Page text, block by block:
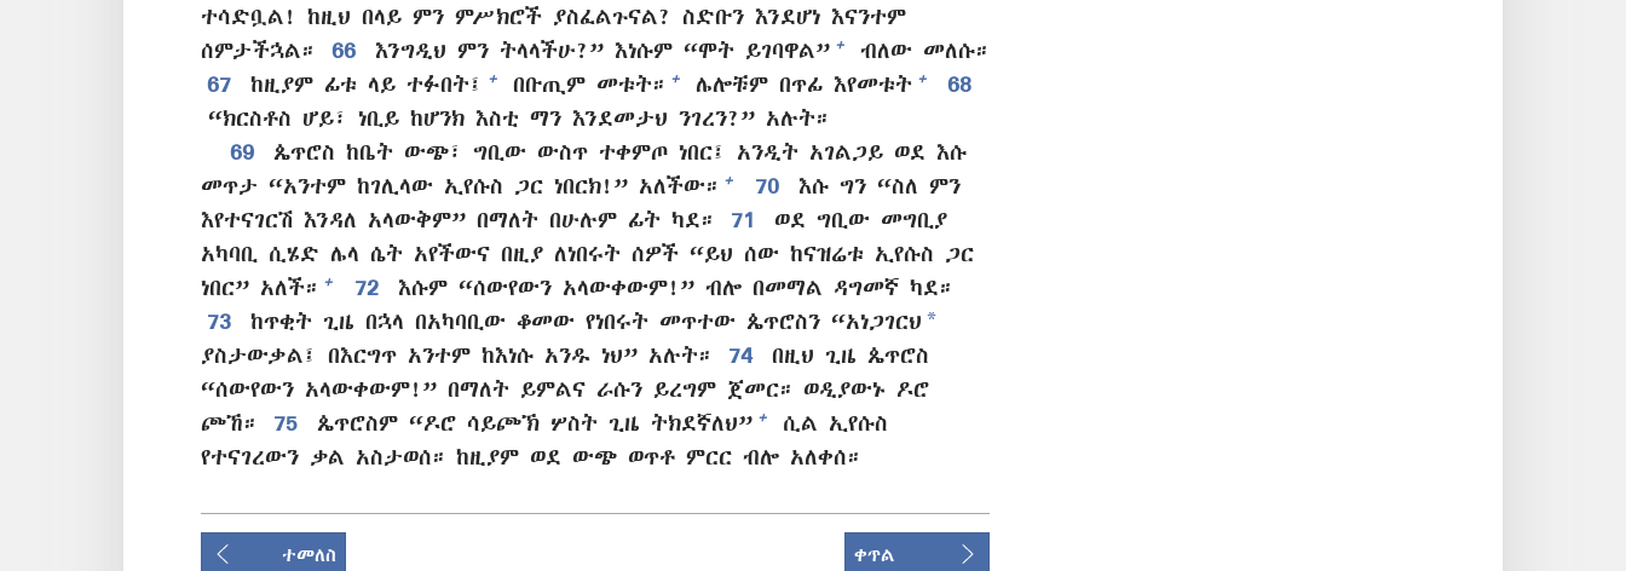
ተሳድቧል! ከዚህ በላይ ምን ምሥክሮች ያስፈልጉናል? ስድቡን እንደሆነ እናንተም
ሰምታችኋል።
66 እንግዲህ ምን ትላላችሁ?” እነሱም “ሞት ይገባዋል” +
ብለው መለሱ።
67
ከዚያም ፊቱ ላይ ተፉበት፤ + በቡጢም መቱት። + ሌሎቹም በጥፊ እየመቱት +
68
“ክርስቶስ ሆይ፣ ነቢይ ከሆንክ እስቲ ማን እንደመታህ ንገረን?” አሉት።
69
ጴጥሮስ ከቤት ውጭ፣ ግቢው ውስጥ ተቀምጦ ነበር፤ አንዲት አገልጋይ ወደ እሱ
መጥታ “አንተም ከገሊላው ኢየሱስ ጋር ነበርክ!” አለችው። + 70
እሱ ግን “ስለ ምን
እየተናገርሽ እንዳለ አላውቅም” በማለት በሁሉም ፊት ካደ።
71
ወደ ግቢው መግቢያ
አካባቢ ሲሄድ ሌላ ሴት አየችውና በዚያ ለነበሩት ሰዎች “ይህ ሰው ከናዝሬቱ ኢየሱስ ጋር
ነበር” አለች። + 72
እሱም “ሰውየውን አላውቀውም!” ብሎ በመማል ዳግመኛ ካደ።
73
ከጥቂት ጊዜ በኋላ በአካባቢው ቆመው የነበሩት መጥተው ጴጥሮስን “አነጋገርህ *
ያስታውቃል፤ በእርግጥ አንተም ከእነሱ አንዱ ነህ” አሉት። 74
በዚህ ጊዜ ጴጥሮስ
“ሰውየውን አላውቀውም!” በማለት ይምልና ራሱን ይረግም ጀመር። ወዲያውኑ ዶሮ
ጮኸ።
75 ጴጥሮስም “ዶሮ ሳይጮኽ ሦስት ጊዜ ትክደኛለህ” +
ሲል ኢየሱስ
የተናገረውን ቃል አስታወሰ። ከዚያም ወደ ውጭ ወጥቶ ምርር ብሎ አለቀሰ።
ተመለስ ቀጥል